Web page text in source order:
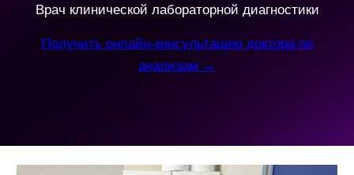
Врач клинической лабораторной диагностики
Получить онлайн-консультацию доктора по
анализам →